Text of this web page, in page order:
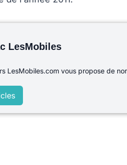
LesMobiles
LesMobiles.com vous propose de